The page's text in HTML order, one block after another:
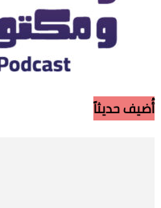
أُضيف حديثاً